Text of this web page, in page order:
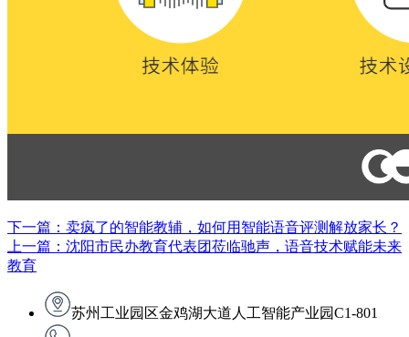
下一篇：卖疯了的智能教辅，如何用智能语音评测解放家长？
上一篇：沈阳市民办教育代表团莅临驰声，语音技术赋能未来
教育
苏州工业园区金鸡湖大道人工智能产业园C1-801